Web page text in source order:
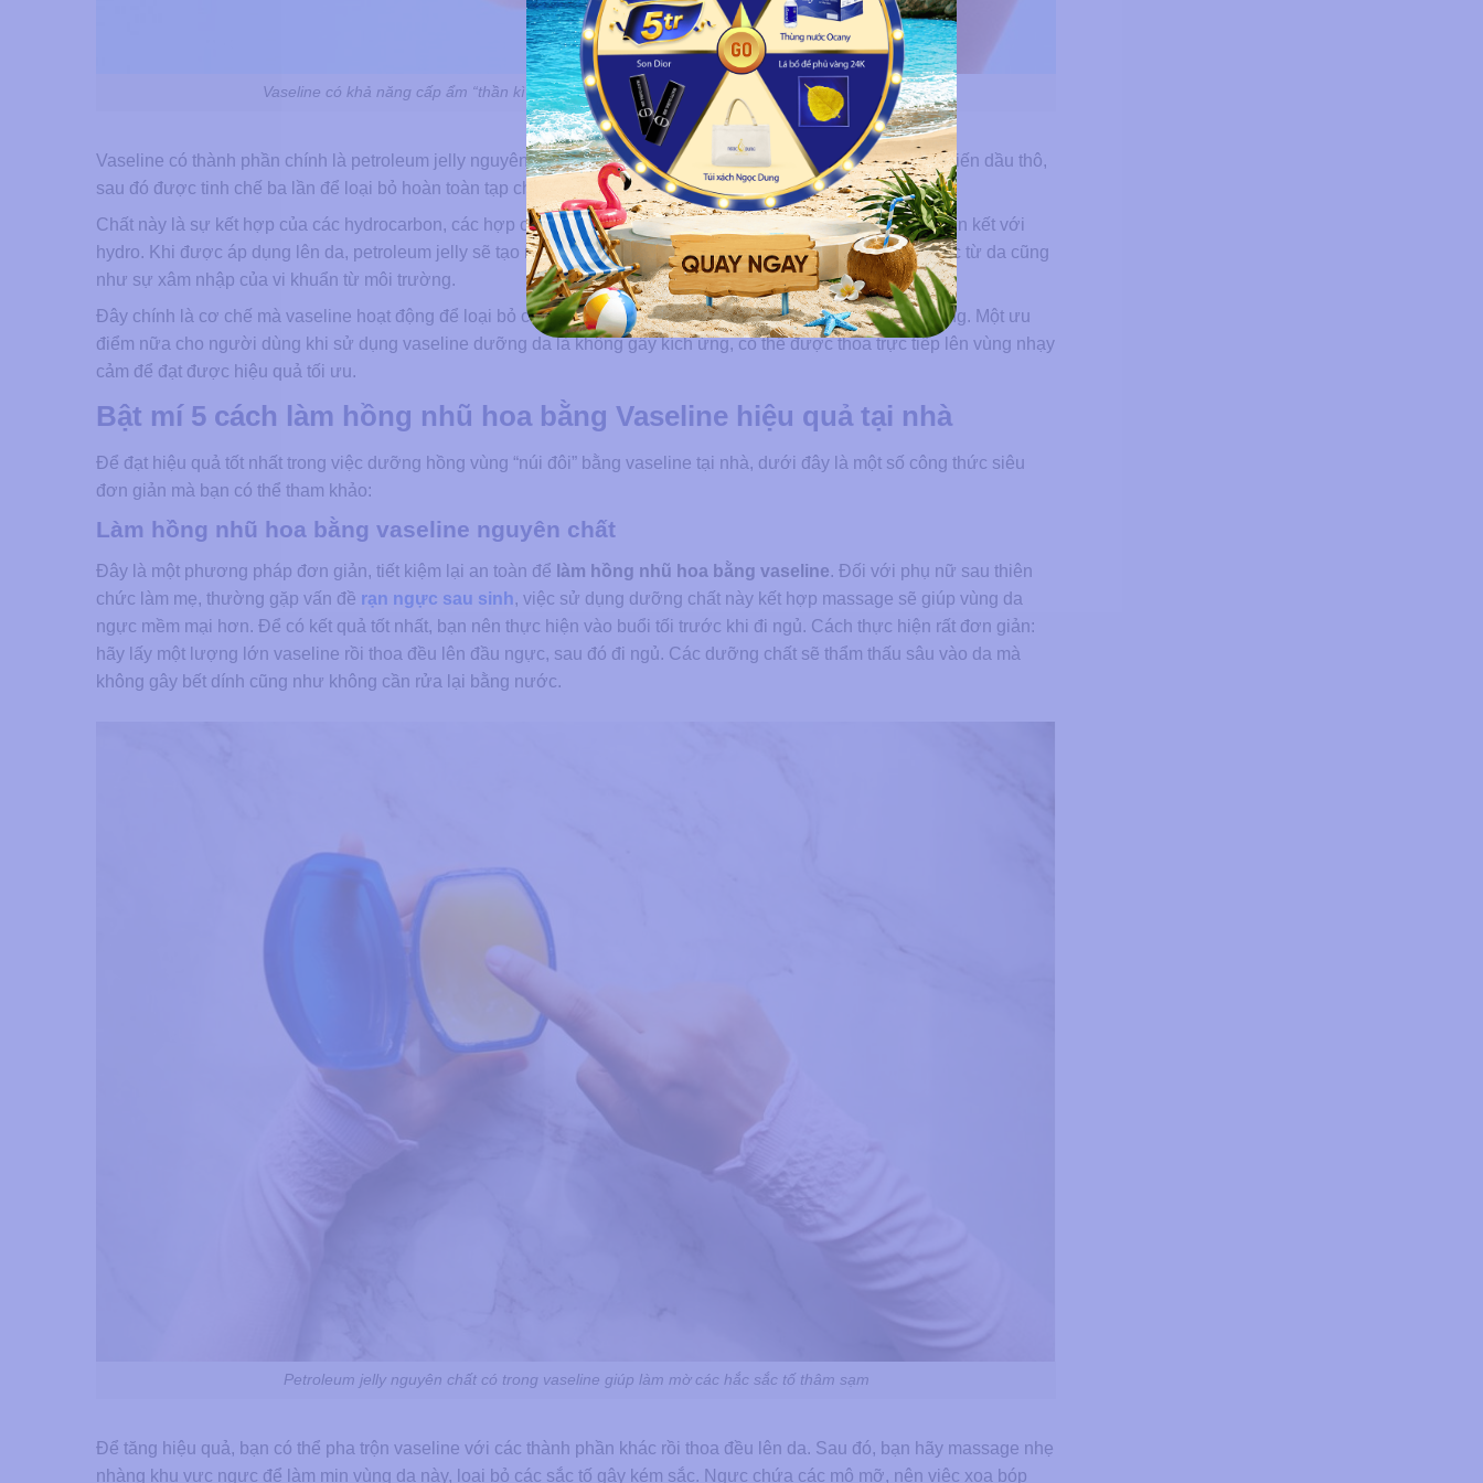
Vaseline có khả năng cấp ẩm “thần kì” giúp da căng mướt và ngăn chặn quá trình lão hóa
Vaseline có thành phần chính là petroleum jelly nguyên chất. Đây là một chất được sản xuất từ quá trình chế biến dầu thô,
sau đó được tinh chế ba lần để loại bỏ hoàn toàn tạp chất, đạt được độ tinh khiết cao nhất.
Chất này là sự kết hợp của các hydrocarbon, các hợp chất hữu cơ được tạo thành từ các nguyên tử carbon liên kết với
hydro. Khi được áp dụng lên da, petroleum jelly sẽ tạo ra một lớp màng ẩm, ngăn chặn tình trạng bay hơi nước từ da cũng
như sự xâm nhập của vi khuẩn từ môi trường.
Đây chính là cơ chế mà vaseline hoạt động để loại bỏ các vết thâm trên da, giúp làm hồng núm vú nhanh chóng. Một ưu
điểm nữa cho người dùng khi sử dụng vaseline dưỡng da là không gây kích ứng, có thể được thoa trực tiếp lên vùng nhạy
cảm để đạt được hiệu quả tối ưu.
Bật mí 5 cách làm hồng nhũ hoa bằng Vaseline hiệu quả tại nhà
Để đạt hiệu quả tốt nhất trong việc dưỡng hồng vùng “núi đôi” bằng vaseline tại nhà, dưới đây là một số công thức siêu
đơn giản mà bạn có thể tham khảo:
Làm hồng nhũ hoa bằng vaseline nguyên chất
Đây là một phương pháp đơn giản, tiết kiệm lại an toàn để làm hồng nhũ hoa bằng vaseline. Đối với phụ nữ sau thiên
chức làm mẹ, thường gặp vấn đề rạn ngực sau sinh, việc sử dụng dưỡng chất này kết hợp massage sẽ giúp vùng da
ngực mềm mại hơn. Để có kết quả tốt nhất, bạn nên thực hiện vào buổi tối trước khi đi ngủ. Cách thực hiện rất đơn giản:
hãy lấy một lượng lớn vaseline rồi thoa đều lên đầu ngực, sau đó đi ngủ. Các dưỡng chất sẽ thẩm thấu sâu vào da mà
không gây bết dính cũng như không cần rửa lại bằng nước.
Petroleum jelly nguyên chất có trong vaseline giúp làm mờ các hắc sắc tố thâm sạm
Để tăng hiệu quả, bạn có thể pha trộn vaseline với các thành phần khác rồi thoa đều lên da. Sau đó, bạn hãy massage nhẹ
nhàng khu vực ngực để làm mịn vùng da này, loại bỏ các sắc tố gây kém sắc. Ngực chứa các mô mỡ, nên việc xoa bóp